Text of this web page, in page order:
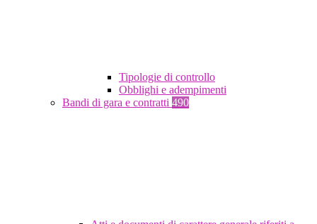
Tipologie di controllo
Obblighi e adempimenti
Bandi di gara e contratti 490